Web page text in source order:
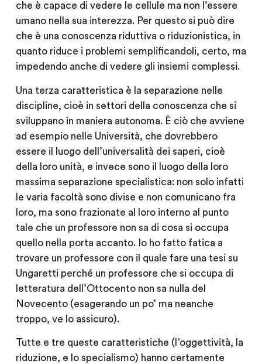
che è capace di vedere le cellule ma non l’essere
umano nella sua interezza. Per questo si può dire
che è una conoscenza riduttiva o riduzionistica, in
quanto riduce i problemi semplificandoli, certo, ma
impedendo anche di vedere gli insiemi complessi.
Una terza caratteristica è la separazione nelle
discipline, cioè in settori della conoscenza che si
sviluppano in maniera autonoma. È ciò che avviene
ad esempio nelle Università, che dovrebbero
essere il luogo dell’universalità dei saperi, cioè
della loro unità, e invece sono il luogo della loro
massima separazione specialistica: non solo infatti
le varia facoltà sono divise e non comunicano fra
loro, ma sono frazionate al loro interno al punto
tale che un professore non sa di cosa si occupa
quello nella porta accanto. Io ho fatto fatica a
trovare un professore con il quale fare una tesi su
Ungaretti perché un professore che si occupa di
letteratura dell’Ottocento non sa nulla del
Novecento (esagerando un po’ ma neanche
troppo, ve lo assicuro).
Tutte e tre queste caratteristiche (l’oggettività, la
riduzione, e lo specialismo) hanno certamente